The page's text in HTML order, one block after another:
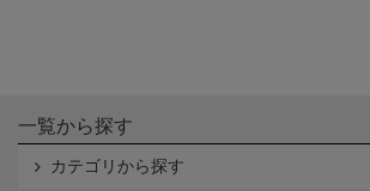
一覧から探す
カテゴリから探す